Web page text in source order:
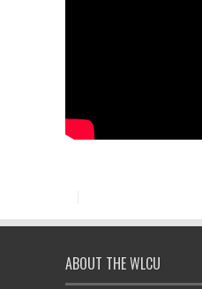
ABOUT THE WLCU